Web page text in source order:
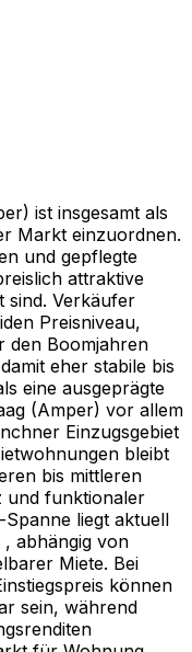
ist insgesamt als
Markt einzuordnen.
und gepflegte
attraktive
sind. Verkäufer
Preisniveau,
den Boomjahren
eher stabile bis
eine ausgeprägte
(Amper) vor allem
Einzugsgebiet
bleibt
bis mittleren
und funktionaler
liegt aktuell
abhängig von
Miete. Bei
können
sein, während